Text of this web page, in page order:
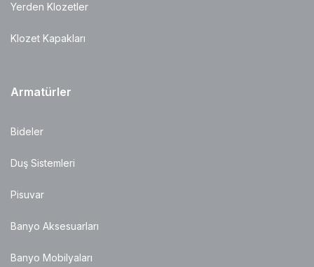
Yerden Klozetler
Klozet Kapakları
Armatürler
Bideler
Duş Sistemleri
Pisuvar
Banyo Aksesuarları
Banyo Mobilyaları